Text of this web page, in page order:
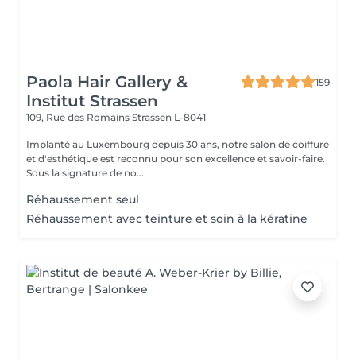
Paola Hair Gallery &
Institut Strassen
159
109, Rue des Romains Strassen L-8041
Implanté au Luxembourg depuis 30 ans, notre salon de coiffure
et d'esthétique est reconnu pour son excellence et savoir-faire.
Sous la signature de no...
Réhaussement seul
Réhaussement avec teinture et soin à la kératine